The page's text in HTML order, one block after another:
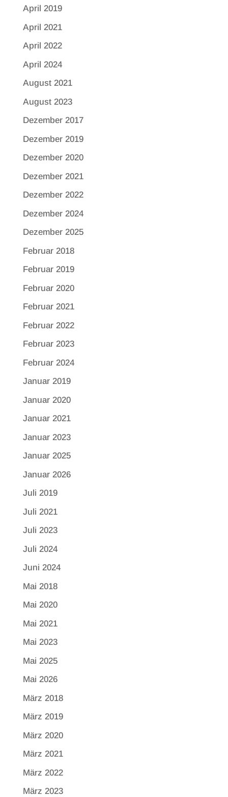
April 2019
April 2021
April 2022
April 2024
August 2021
August 2023
Dezember 2017
Dezember 2019
Dezember 2020
Dezember 2021
Dezember 2022
Dezember 2024
Dezember 2025
Februar 2018
Februar 2019
Februar 2020
Februar 2021
Februar 2022
Februar 2023
Februar 2024
Januar 2019
Januar 2020
Januar 2021
Januar 2023
Januar 2025
Januar 2026
Juli 2019
Juli 2021
Juli 2023
Juli 2024
Juni 2024
Mai 2018
Mai 2020
Mai 2021
Mai 2023
Mai 2025
Mai 2026
März 2018
März 2019
März 2020
März 2021
März 2022
März 2023